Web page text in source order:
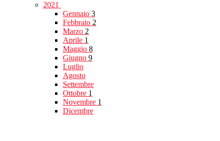
2021
Gennaio 3
Febbraio 2
Marzo 2
Aprile 1
Maggio 8
Giugno 9
Luglio
Agosto
Settembre
Ottobre 1
Novembre 1
Dicembre